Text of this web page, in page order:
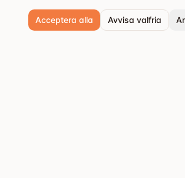
Acceptera alla Avvisa valfria